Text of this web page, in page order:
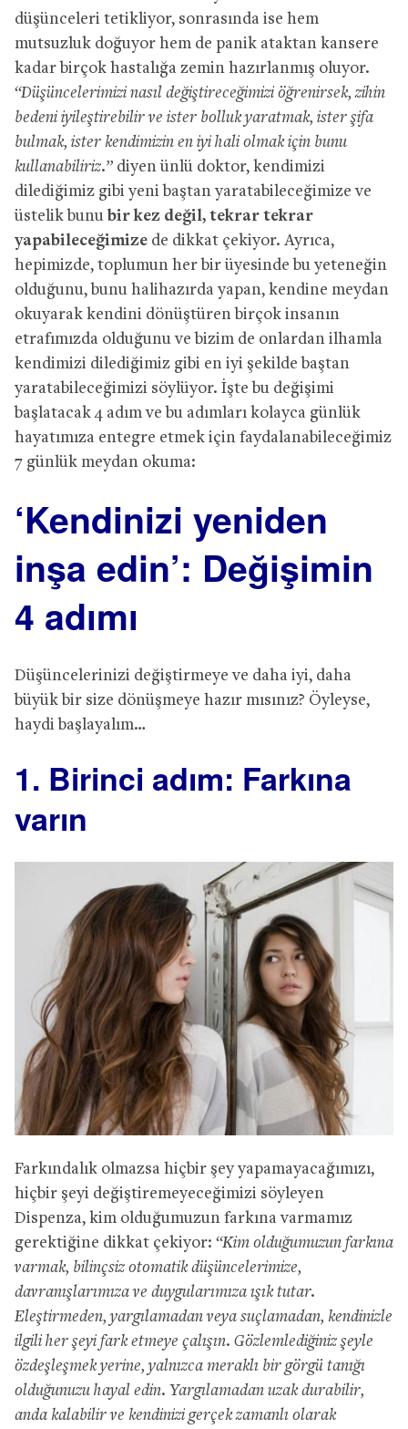
düşünceleri tetikliyor, sonrasında ise hem
mutsuzluk doğuyor hem de panik ataktan kansere
kadar birçok hastalığa zemin hazırlanmış oluyor.
“Düşüncelerimizi nasıl değiştireceğimizi öğrenirsek, zihin
bedeni iyileştirebilir ve ister bolluk yaratmak, ister şifa
bulmak, ister kendimizin en iyi hali olmak için bunu
kullanabiliriz.” diyen ünlü doktor, kendimizi
dilediğimiz gibi yeni baştan yaratabileceğimize ve
üstelik bunu bir kez değil, tekrar tekrar
yapabileceğimize de dikkat çekiyor. Ayrıca,
hepimizde, toplumun her bir üyesinde bu yeteneğin
olduğunu, bunu halihazırda yapan, kendine meydan
okuyarak kendini dönüştüren birçok insanın
etrafımızda olduğunu ve bizim de onlardan ilhamla
kendimizi dilediğimiz gibi en iyi şekilde baştan
yaratabileceğimizi söylüyor. İşte bu değişimi
başlatacak 4 adım ve bu adımları kolayca günlük
hayatımıza entegre etmek için faydalanabileceğimiz
7 günlük meydan okuma:
‘Kendinizi yeniden
inşa edin’: Değişimin
4 adımı
Düşüncelerinizi değiştirmeye ve daha iyi, daha
büyük bir size dönüşmeye hazır mısınız? Öyleyse,
haydi başlayalım…
1. Birinci adım: Farkına
varın
Farkındalık olmazsa hiçbir şey yapamayacağımızı,
hiçbir şeyi değiştiremeyeceğimizi söyleyen
Dispenza, kim olduğumuzun farkına varmamız
gerektiğine dikkat çekiyor: “Kim olduğumuzun farkına
varmak, bilinçsiz otomatik düşüncelerimize,
davranışlarımıza ve duygularımıza ışık tutar.
Eleştirmeden, yargılamadan veya suçlamadan, kendinizle
ilgili her şeyi fark etmeye çalışın. Gözlemlediğiniz şeyle
özdeşleşmek yerine, yalnızca meraklı bir görgü tanığı
olduğunuzu hayal edin. Yargılamadan uzak durabilir,
anda kalabilir ve kendinizi gerçek zamanlı olarak